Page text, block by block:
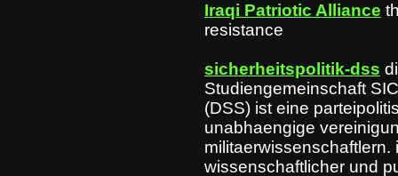
Iraqi Patriotic Alliance
resistance
sicherheitspolitik-dss
Studiengemeinschaft
(DSS) ist eine
unabhaengige
militaerwissenschaftlern.
wissenschaftlicher und